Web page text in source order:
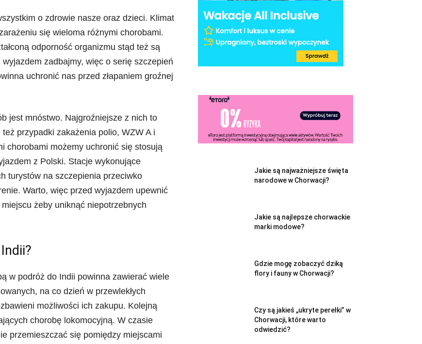
o zdrowie nasze oraz dzieci. Klimat
się wieloma różnymi chorobami.
odporność organizmu stąd też są
zadbajmy, więc o serię szczepień
uchronić nas przed złapaniem groźnej
jest mnóstwo. Najgroźniejsze z nich to
przypadki zakażenia polio, WZW A i
chorobami możemy uchronić się stosują
z Polski. Stacje wykonujące
turystów na szczepienia przeciwko
Warto, więc przed wyjazdem upewnić
żeby uniknąć niepotrzebnych
w podróż do Indii powinna zawierać wiele
na co dzień w przewlekłych
możliwości ich zakupu. Kolejną
chorobę lokomocyjną. W czasie
przemieszczać się pomiędzy miejscami
Jakie są najważniejsze święta
narodowe w Chorwacji?
Jakie są najlepsze chorwackie
marki modowe?
Gdzie mogę zobaczyć dziką
flory i fauny w Chorwacji?
Czy są jakieś „ukryte perełki” w
Chorwacji, które warto
odwiedzić?